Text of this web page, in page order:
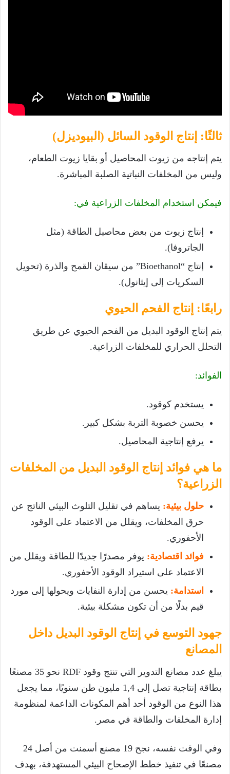
ثالثًا: إنتاج الوقود السائل (البيوديزل)
يتم إنتاجه من زيوت المحاصيل أو بقايا زيوت الطعام،
وليس من المخلفات النباتية الصلبة المباشرة.
فيمكن استخدام المخلفات الزراعية في:
إنتاج زيوت من بعض محاصيل الطاقة (مثل
الجاتروفا).
إنتاج “Bioethanol” من سيقان القمح والذرة (تحويل
السكريات إلى إيثانول).
رابعًا: إنتاج الفحم الحيوي
يتم إنتاج الوقود البديل من الفحم الحيوي عن طريق
التحلل الحراري للمخلفات الزراعية.
الفوائد:
يستخدم كوقود.
يحسن خصوبة التربة بشكل كبير.
يرفع إنتاجية المحاصيل.
ما هي فوائد إنتاج الوقود البديل من المخلفات
الزراعية؟
حلول بيئية: يساهم في تقليل التلوث البيئي الناتج عن
حرق المخلفات، ويقلل من الاعتماد على الوقود
الأحفوري.
فوائد اقتصادية: يوفر مصدرًا جديدًا للطاقة ويقلل من
الاعتماد على استيراد الوقود الأحفوري.
استدامة: يحسن من إدارة النفايات ويحولها إلى مورد
قيم بدلًا من أن تكون مشكلة بيئية.
جهود التوسع في إنتاج الوقود البديل داخل
المصانع
يبلغ عدد مصانع التدوير التي تنتج وقود RDF نحو 35 مصنعًا
بطاقة إنتاجية تصل إلى 1,4 مليون طن سنويًا، مما يجعل
هذا النوع من الوقود أحد أهم المكونات الداعمة لمنظومة
إدارة المخلفات والطاقة في مصر.
وفي الوقت نفسه، نجح 19 مصنع أسمنت من أصل 24
مصنعًا في تنفيذ خطط الإصحاح البيئي المستهدفة، بهدف